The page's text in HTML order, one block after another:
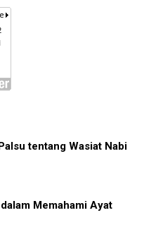
tentang Wasiat Nabi
Memahami Ayat